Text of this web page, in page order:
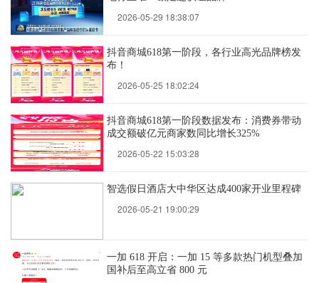
2026-05-29 18:38:07
抖音商城618第一阶段，各行业高光品牌榜发
布！
2026-05-25 18:02:24
抖音商城618第一阶段数据发布：消费券带动
成交额破亿元商家数同比增长325%
2026-05-22 15:03:28
智选假日酒店大中华区达成400家开业里程碑
2026-05-21 19:00:29
一加 618 开启：一加 15 等多款热门机型叠加
国补后至高立省 800 元